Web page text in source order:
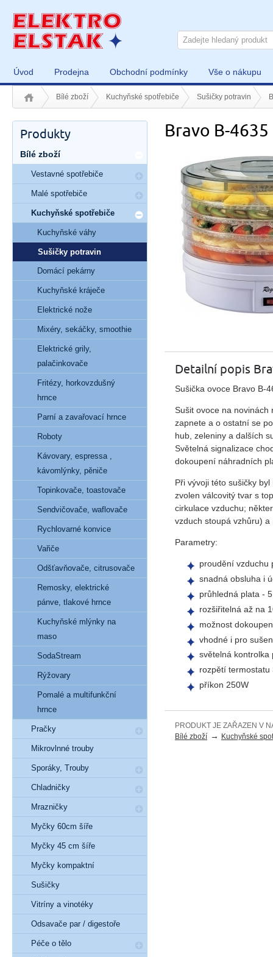
Úvod Prodejna Obchodní podmínky Vše o nákupu
Bílé zboží Kuchyňské spotřebiče Sušičky potravin
Bravo B-4635
Detailní popis
Sušička ovoce Bravo B-
Sušit ovoce na
zapnete a o ostatní se
hub, zeleniny a dalších
Světelná signalizace
dokoupení náhradních
Při vývoji této sušičky
zvolen válcovitý tvar s
cirkulace vzduchu;
vzduch stoupá vzhůru)
Parametry:
proudění vzduchu
snadná obsluha i
průhledná plata -
rozšiřitelná až na
možnost
vhodné i pro
světelná kontrolka
rozpětí termostatu
příkon 250W
PRODUKT JE ZAŘAZEN V
Bílé zboží → Kuchyňské
Produkty
Bílé zboží
Vestavné spotřebiče
Malé spotřebiče
Kuchyňské spotřebiče
Kuchyňské váhy
Sušičky potravin
Domácí pekárny
Kuchyňské kráječe
Elektrické nože
Mixéry, sekáčky, smoothie
Elektrické grily,
palačinkovače
Fritézy, horkovzdušný
hrnce
Parní a zavařovací hrnce
Roboty
Kávovary, espressa ,
kávomlýnky, pěniče
Topinkovače, toastovače
Sendvičovače, waflovače
Rychlovarné konvice
Vařiče
Odšťavňovače, citrusovače
Remosky, elektrické
pánve, tlakové hrnce
Kuchyňské mlýnky na
maso
SodaStream
Rýžovary
Pomalé a multifunkční
hrnce
Pračky
Mikrovlnné trouby
Sporáky, Trouby
Chladničky
Mrazničky
Myčky 60cm šíře
Myčky 45 cm šíře
Myčky kompaktní
Sušičky
Vitríny a vinotéky
Odsavače par / digestoře
Péče o tělo